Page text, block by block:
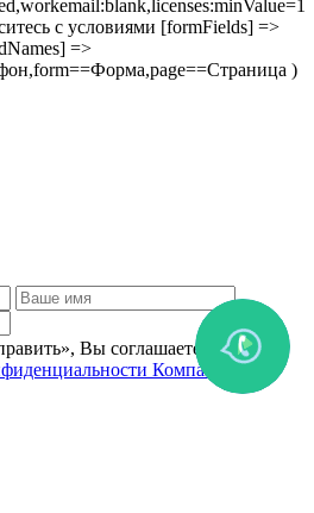
с условиями [formFields] =>
=>
)
Вы соглашаетесь c
Компании